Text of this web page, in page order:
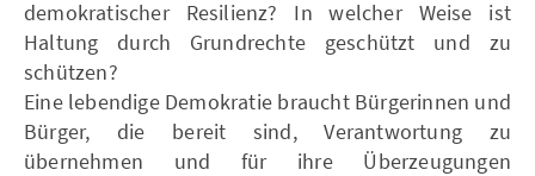
demokratischer Resilienz? In welcher Weise ist
Haltung durch Grundrechte geschützt und zu
schützen?
Eine lebendige Demokratie braucht Bürgerinnen und
Bürger, die bereit sind, Verantwortung zu
übernehmen und für ihre Überzeugungen